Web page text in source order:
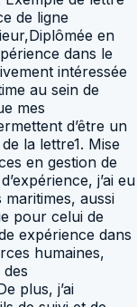
de ligne
en
dans le
intéressée
au sein de
mes
d’être un
la lettre1. Mise
en gestion de
j’ai eu
aussi
pour celui de
expérience dans
humaines,
plus, j’ai